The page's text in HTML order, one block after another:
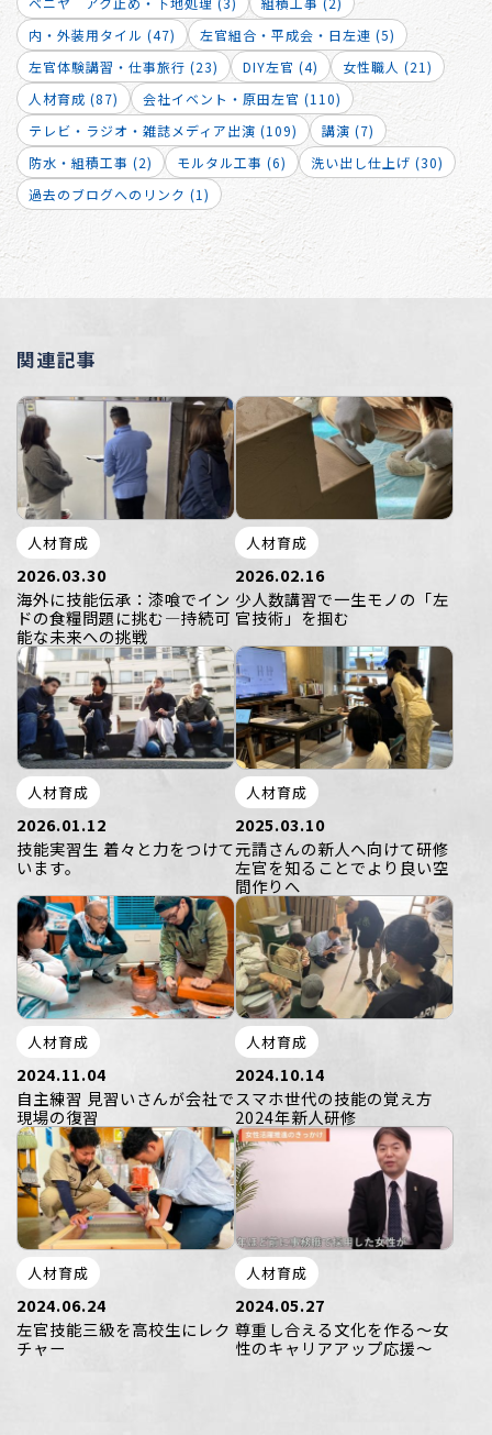
内・外装用タイル (47)
左官組合・平成会・日左連 (5)
左官体験講習・仕事旅行 (23)
DIY左官 (4)
女性職人 (21)
人材育成 (87)
会社イベント・原田左官 (110)
テレビ・ラジオ・雑誌メディア出演 (109)
講演 (7)
防水・組積工事 (2)
モルタル工事 (6)
洗い出し仕上げ (30)
過去のブログへのリンク (1)
関連記事
人材育成
2026.03.30
海外に技能伝承：漆喰でイン
ドの食糧問題に挑む—持続可
能な未来への挑戦
人材育成
2026.02.16
少人数講習で一生モノの「左
官技術」を掴む
人材育成
2026.01.12
技能実習生 着々と力をつけて
います。
人材育成
2025.03.10
元請さんの新人へ向けて研修
左官を知ることでより良い空
間作りへ
人材育成
2024.11.04
自主練習 見習いさんが会社で
現場の復習
人材育成
2024.10.14
スマホ世代の技能の覚え方
2024年新人研修
人材育成
2024.06.24
左官技能三級を高校生にレク
チャー
人材育成
2024.05.27
尊重し合える文化を作る～女
性のキャリアアップ応援～